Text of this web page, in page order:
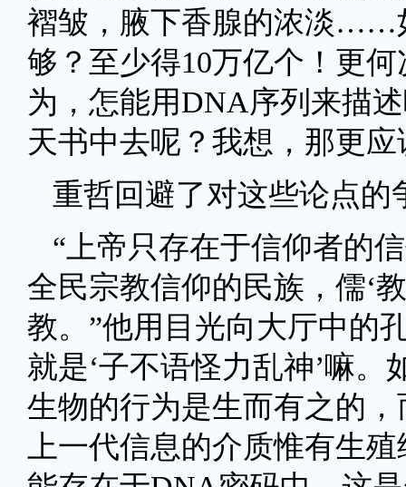
褶皱，腋下香腺的浓淡……
够？至少得10万亿个！更
为，怎能用DNA序列来描
天书中去呢？我想，那更
重哲回避了对这些论点的
“上帝只存在于信仰者的
全民宗教信仰的民族，儒‘
教。”他用目光向大厅中的
就是‘子不语怪力乱神’嘛
生物的行为是生而有之的
上一代信息的介质惟有生